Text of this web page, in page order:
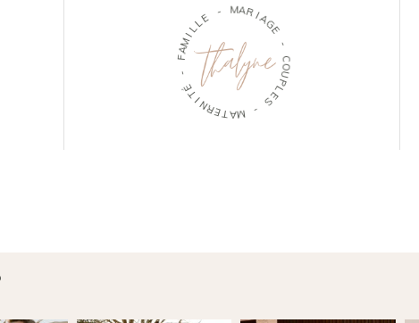
- MARIA
G
E
C
O
U
P
L
E
S
-
M
A
T
E
R
N
I
T
É
F
A
MI
LL
E